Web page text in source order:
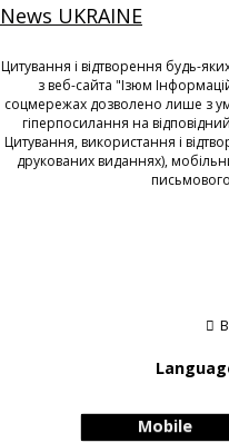
News UKRAINE
Цитування і відтворення будь-
з веб-сайта "Ізюм
соцмережах дозволено лише з
гіперпосилання на
Цитування, використання і
друкованих виданнях),
Mobile